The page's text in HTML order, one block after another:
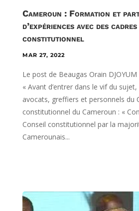
Cameroun : Formation et
d’expériences avec des
constitutionnel
MAR 27, 2022
Le post de Beaugas Orain
« Avant d’entrer dans le vif du
avocats, greffiers et personnels du
constitutionnel du Cameroun : «
Conseil constitutionnel par la
Camerounais...